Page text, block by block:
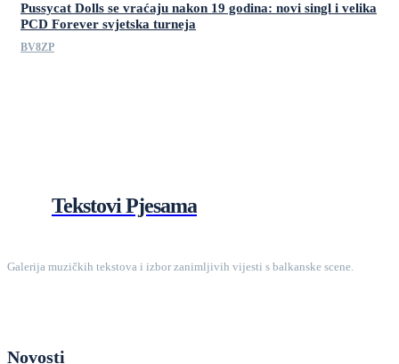
Pussycat Dolls se vraćaju nakon 19 godina: novi singl i velika
PCD Forever svjetska turneja
BV8ZP
Tekstovi Pjesama
Galerija muzičkih tekstova i izbor zanimljivih vijesti s balkanske scene.
Novosti